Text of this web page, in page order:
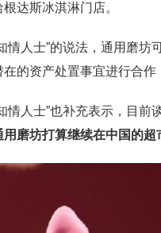
根达斯冰淇淋门店。
情人士”的说法，通用磨
在的资产处置事宜进行合作
情人士”也补充表示，目前
用磨坊打算继续在中国的超